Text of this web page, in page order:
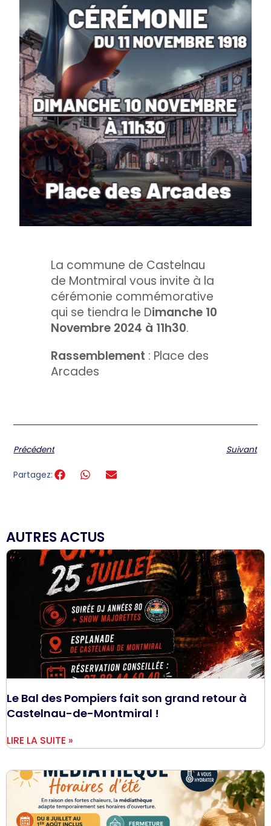
La commune de Castelnau
de Montmiral vous invite à la
cérémonie commémorative
qui se tiendra le Dimanche 10
Novembre 2024 à 11h30.
Rassemblement : Place des
Arcades
Précédent Suivant
Partagez:
AUTRES ACTUS
Le Bal des Pompiers fait son grand retour à
Castelnau-de-Montmiral !
LIRE LA SUITE »